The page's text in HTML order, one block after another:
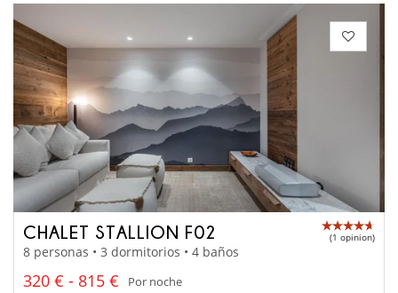
CHALET STALLION F02 (1 opinion)
8 personas • 3 dormitorios • 4 baños
320 € - 815 €
Por noche